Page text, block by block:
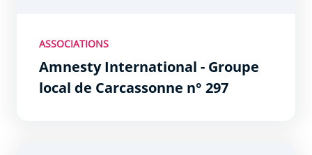
ASSOCIATIONS
Amnesty International - Groupe
local de Carcassonne n° 297